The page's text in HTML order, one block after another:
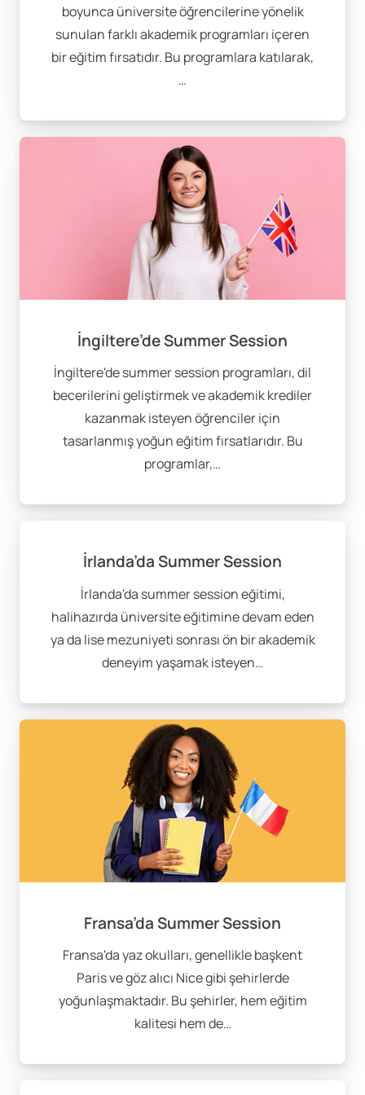
Avantajları
Kariyerinize Katkı Sağlar: Akademik olarak
kendinizi geliştirirken CV’nize değer katan bir
Dil Becerilerinizi Geliştirir: Anadili İngilizce olan
bir ülkede eğitim almak, dil seviyenizi hızla
ilerletmenize yardımcı olur.
Farklı Kültürleri Tanıma Fırsatı
: Farklı ülkelerden
öğrencilerle tanışarak küresel bir bakış açısı
kazanabilirsiniz.
Kısa Sürede Akademik Deneyim
vadeli bir yurtdışı deneyimi sunar.
En Popüler Summer
Session Programları
Dünyanın önde gelen üniversiteleri her yıl uluslararası
University of California, Los Angeles– Yoğun
Stanford University
– Teknoloji ve işletme
alanında güçlü eğitim
University of Cambridge– Tarihi bir atmosferde
ve finans alanında kaliteli eğitim
University of California, Berkeley
seçenekleri ve araştırma fırsatları
Başvuru Süreci Nasıl
İşler?
Yurtdışı summer session programlarına başvururken
aşağıdaki adımları takip edebilirsiniz:
Program Seçimi: İlgi alanlarınıza uygun
üniversite ve programı belirleyin.
Başvuru Koşullarını İnceleyin
boyunca üniversite öğrencilerine yönelik
sunulan farklı akademik programları içeren
bir eğitim fırsatıdır. Bu programlara katılarak,
…
İngiltere’de Summer Session
İngiltere'de summer session programları, dil
becerilerini geliştirmek ve akademik krediler
kazanmak isteyen öğrenciler için
tasarlanmış yoğun eğitim fırsatlarıdır. Bu
programlar,…
İrlanda’da Summer Session
İrlanda'da summer session eğitimi,
halihazırda üniversite eğitimine devam eden
ya da lise mezuniyeti sonrası ön bir akademik
deneyim yaşamak isteyen…
Fransa’da Summer Session
Fransa'da yaz okulları, genellikle başkent
Paris ve göz alıcı Nice gibi şehirlerde
yoğunlaşmaktadır. Bu şehirler, hem eğitim
kalitesi hem de…